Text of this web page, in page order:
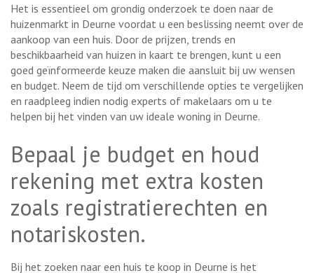
Het is essentieel om grondig onderzoek te doen naar de
huizenmarkt in Deurne voordat u een beslissing neemt over de
aankoop van een huis. Door de prijzen, trends en
beschikbaarheid van huizen in kaart te brengen, kunt u een
goed geïnformeerde keuze maken die aansluit bij uw wensen
en budget. Neem de tijd om verschillende opties te vergelijken
en raadpleeg indien nodig experts of makelaars om u te
helpen bij het vinden van uw ideale woning in Deurne.
Bepaal je budget en houd
rekening met extra kosten
zoals registratierechten en
notariskosten.
Bij het zoeken naar een huis te koop in Deurne is het